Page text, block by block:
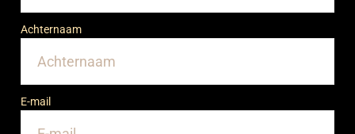
Achternaam
E-mail